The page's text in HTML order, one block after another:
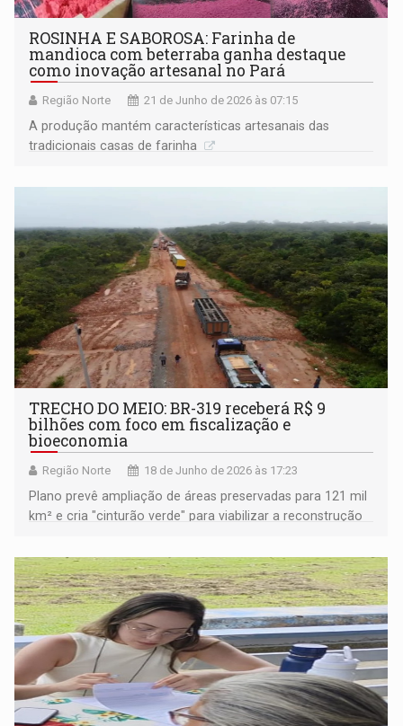
ROSINHA E SABOROSA: Farinha de
mandioca com beterraba ganha destaque
como inovação artesanal no Pará
Região Norte 21 de Junho de 2026 às 07:15
A produção mantém características artesanais das
tradicionais casas de farinha
TRECHO DO MEIO: BR-319 receberá R$ 9
bilhões com foco em fiscalização e
bioeconomia
Região Norte 18 de Junho de 2026 às 17:23
Plano prevê ampliação de áreas preservadas para 121 mil
km² e cria "cinturão verde" para viabilizar a reconstrução
Manaus